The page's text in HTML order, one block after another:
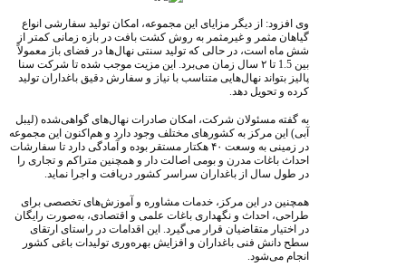
وی افزود: از دیگر مزایای این مجموعه، امکان تولید سفارشی انواع
گیاهان مثمر و غیرمثمر به روش کشت بافت در بازه زمانی کمتر از
شش ماه است، در حالی که تولید سنتی نهال‌ها در فضای باز معمولاً
بین 1.5 تا ۲ سال زمان می‌برد. این مزیت موجب شده تا شرکت سنا
پالیز بتواند نهال‌هایی متناسب با نیاز و سفارش دقیق باغداران تولید
کرده و تحویل دهد.
به گفته مسئولان شرکت، امکان صادرات نهال‌های گواهی‌شده (لیبل
آبی) این مرکز به کشورهای مختلف وجود دارد و هم‌اکنون این مجموعه
در زمینی به وسعت ۴۰ هکتار مستقر بوده و آمادگی دارد تا سفارشات
احداث باغات مدرن و بومی اصالت دار و همچنین متراکم و تجاری را
در طول سال از باغداران سراسر کشور دریافت و اجرا نماید.
همچنین در این مرکز، خدمات مشاوره و آموزش‌های تخصصی برای
طراحی، احداث و نگهداری باغات علمی و اقتصادی، به‌صورت رایگان
در اختیار متقاضیان قرار می‌گیرد. این اقدامات در راستای ارتقای
سطح دانش فنی باغداران و افزایش بهره‌وری تولیدات باغی کشور
انجام می‌شود.